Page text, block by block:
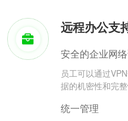
远程办公支
安全的企业网
员工可以通过
据的机密性和完整
统一管理